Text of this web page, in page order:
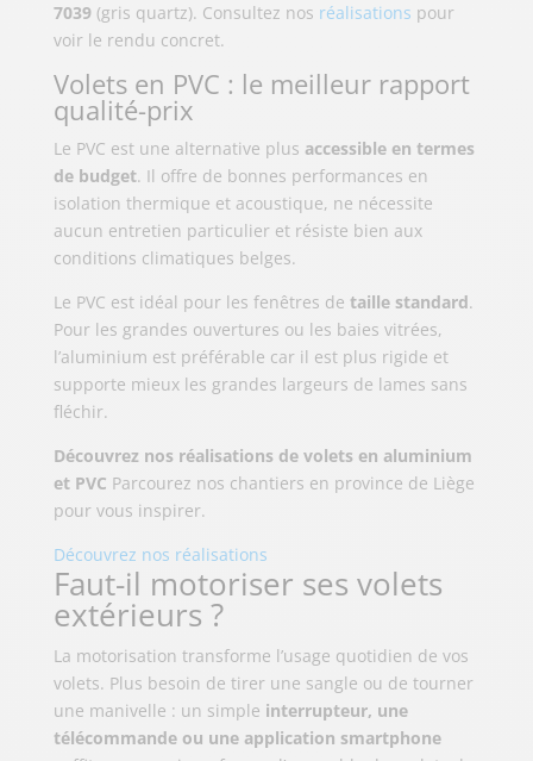
7039(gris quartz). Consultez nos réalisations pour
voir le rendu concret.
Volets en PVC : le meilleur rapport
qualité-prix
Le PVC est une alternative plus accessible en termes
de budget. Il offre de bonnes performances en
isolation thermique et acoustique, ne nécessite
aucun entretien particulier et résiste bien aux
conditions climatiques belges.
Le PVC est idéal pour les fenêtres de taille standard.
Pour les grandes ouvertures ou les baies vitrées,
l’aluminium est préférable car il est plus rigide et
supporte mieux les grandes largeurs de lames sans
fléchir.
Découvrez nos réalisations de volets en aluminium
et PVC Parcourez nos chantiers en province de Liège
pour vous inspirer.
Découvrez nos réalisations
Faut-il motoriser ses volets
extérieurs ?
La motorisation transforme l’usage quotidien de vos
volets. Plus besoin de tirer une sangle ou de tourner
une manivelle : un simple interrupteur, une
télécommande ou une application smartphone